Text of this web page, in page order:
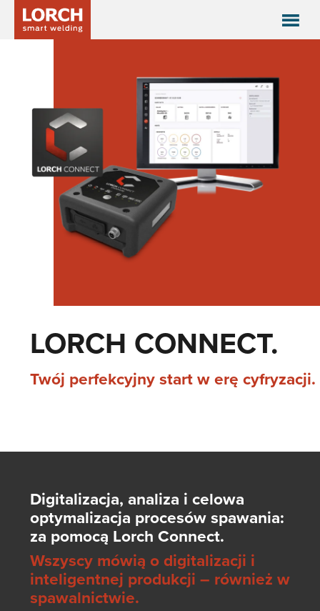
LORCH CONNECT.
Twój perfekcyjny start w erę cyfryzacji.
Digitalizacja, analiza i celowa
optymalizacja procesów spawania:
za pomocą Lorch Connect.
Wszyscy mówią o digitalizacji i
inteligentnej produkcji – również w
spawalnictwie.